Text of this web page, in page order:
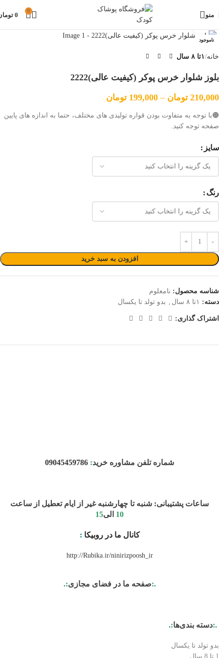
منو
0
0
ناموجود
بزرگنمایی تصویر
خانه ۱تا ۸ سال
بلوز شلوار خرس پوکر (کیفیت عالی)2222
210,000 تومان –
199,000 تومان
🟠با توجه به متفاوت بودن قواره تولیدی های مختلف، حتما به اندازه های پایین
صفحه توجه کنید.
سایز
رنگ
افزودن به سبد خرید
شناسه محصول: نامعلوم
دسته: ۱تا ۸ سال بدو تولد تا یکسال
اشتراک گذاری:
شماره تلفن مشاوره خرید:
09045459786
ساعات پشتیبانی: شنبه تا چهارشنبه غیر از ایام تعطیل از ساعت
10 الی15
کانال ما در روبیکا :
http://Rubika.ir/ninirizpoosh_ir
.:صفحه ما در فضای مجازی:.
.:دسته بندی‌ها:.
بدو تولد تا یکسال
1 تا 8 سال